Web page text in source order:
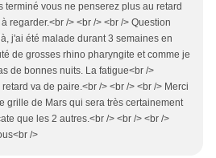
terminé vous ne penserez plus au retard
regarder.<br /> <br /> <br /> Question
j'ai été malade durant 3 semaines en
de grosses rhino pharyngite et comme je
de bonnes nuits. La fatigue<br />
va de paire.<br /> <br /> <br /> Merci
grille de Mars qui sera très certainement
que les 2 autres.<br /> <br /> <br />
/>